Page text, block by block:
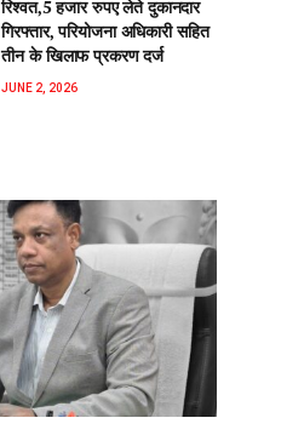
रिश्वत,5 हजार रुपए लेते दुकानदार
गिरफ्तार, परियोजना अधिकारी सहित
तीन के खिलाफ प्रकरण दर्ज
JUNE 2, 2026